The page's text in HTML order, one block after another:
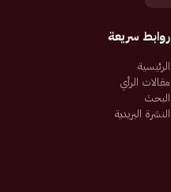
روابط سريعة
الرئيسية
مقالات الرأي
البحث
النشرة البريدية